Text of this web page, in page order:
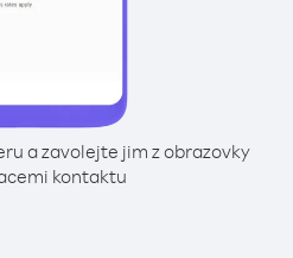
a zavolejte jim z obrazovky
kontaktu